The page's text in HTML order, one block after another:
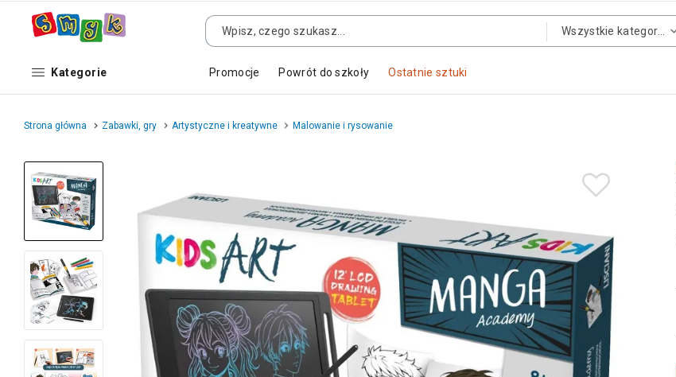
Kategorie Promocje Powrót do szkoły Ostatnie sztuki
Strona główna Zabawki, gry Artystyczne i kreatywne Malowanie i rysowanie